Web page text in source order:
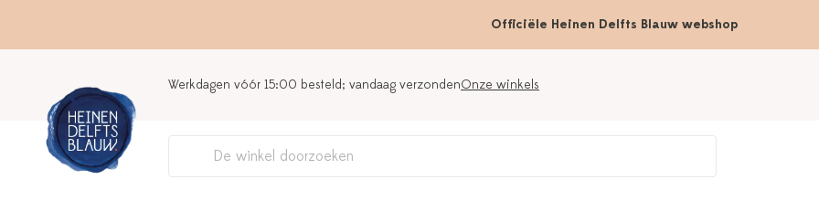
Officiële Heinen Delfts Blauw webshop
Werkdagen vóór 15:00 besteld; vandaag verzondenOnze winkels